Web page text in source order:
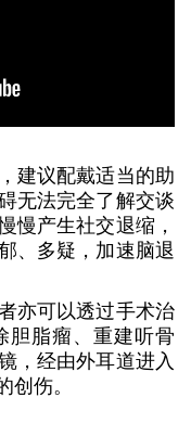
建议配戴适当的助
无法完全了解交谈
慢产生社交退缩，
、多疑，加速脑退
亦可以透过手术治
胆脂瘤、重建听骨
，经由外耳道进入
伤。